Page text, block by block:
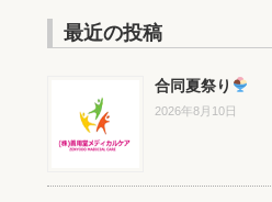
最近の投稿
合同夏祭り
2026年8月10日